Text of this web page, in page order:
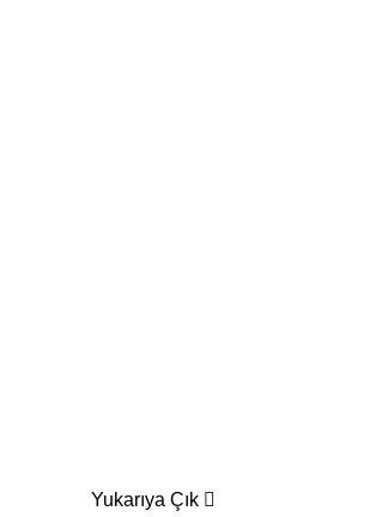
Yukarıya Çık